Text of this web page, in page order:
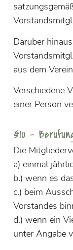
Darüber
aus dem
Verschiedene
einer Person
§10 –
Die
a) einmal
b.) wenn es
c.) beim
Vorstandes
d.) wenn ein
unter Angabe